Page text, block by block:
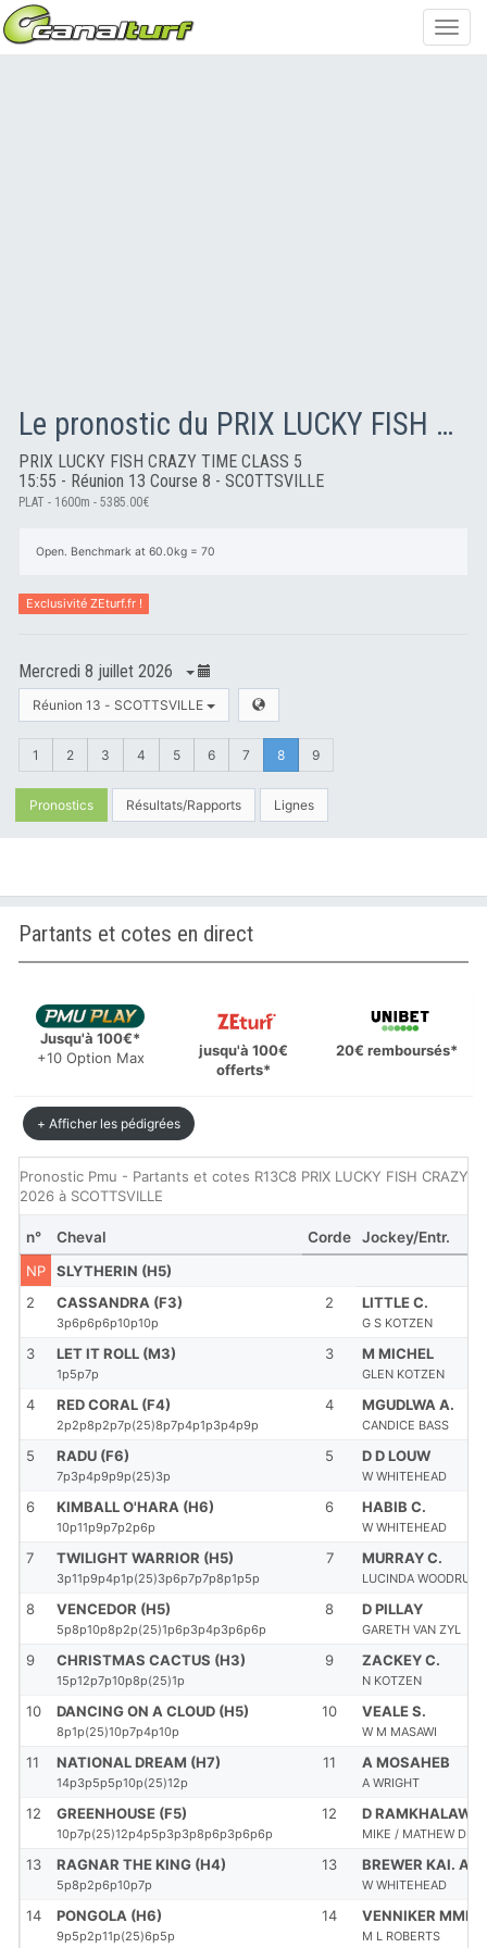
Le pronostic du PRIX LUCKY FISH CRAZY TIME CLASS 5
PRIX LUCKY FISH CRAZY TIME CLASS 5
15:55 - Réunion 13 Course 8 - SCOTTSVILLE
PLAT - 1600m - 5385.00€
Open. Benchmark at 60.0kg = 70
Exclusivité ZEturf.fr !
Mercredi 8 juillet 2026
Réunion 13 - SCOTTSVILLE
1 2 3 4 5 6 7 8 9
Pronostics Résultats/Rapports Lignes
Partants et cotes en direct
Jusqu'à 100€*
+10 Option Max
jusqu'à 100€
offerts*
20€ remboursés*
+ Afficher les pédigrées
Pronostic Pmu - Partants et cotes R13C8 PRIX LUCKY FISH CRAZY
2026 à SCOTTSVILLE
n° Cheval Corde
Jockey/Entr.
NP
SLYTHERIN (H5)
2
CASSANDRA (F3)
3p6p6p6p10p10p
2 LITTLE C.
G S KOTZEN
3 LET IT ROLL (M3)
1p5p7p
3 M MICHEL
GLEN KOTZEN
4 RED CORAL (F4)
2p2p8p2p7p(25)8p7p4p1p3p4p9p
4 MGUDLWA A.
CANDICE BASS
5 RADU (F6)
7p3p4p9p9p(25)3p
5 D D LOUW
W WHITEHEAD
6 KIMBALL O'HARA (H6)
10p11p9p7p2p6p
6 HABIB C.
W WHITEHEAD
7 TWILIGHT WARRIOR (H5)
3p11p9p4p1p(25)3p6p7p7p8p1p5p
7 MURRAY C.
LUCINDA WOODRUFF
8 VENCEDOR (H5)
5p8p10p8p2p(25)1p6p3p4p3p6p6p
8 D PILLAY
GARETH VAN ZYL
9 CHRISTMAS CACTUS (H3)
15p12p7p10p8p(25)1p
9 ZACKEY C.
N KOTZEN
10 DANCING ON A CLOUD (H5)
8p1p(25)10p7p4p10p
10 VEALE S.
W M MASAWI
11 NATIONAL DREAM (H7)
14p3p5p5p10p(25)12p
11 A MOSAHEB
A WRIGHT
12 GREENHOUSE (F5)
10p7p(25)12p4p5p3p3p8p6p3p6p6p
12 D
MIKE / MATHEW DE
13 RAGNAR THE KING (H4)
5p8p2p6p10p7p
13 BREWER KAI. A.
W WHITEHEAD
14 PONGOLA (H6)
9p5p2p11p(25)6p5p
14 VENNIKER MME
M L ROBERTS